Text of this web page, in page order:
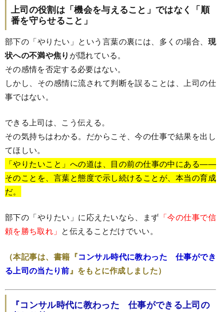
上司の役割は「機会を与えること」ではなく「順
番を守らせること」
部下の「やりたい」という言葉の裏には、多くの場合、 現
状への不満や焦り が隠れている。
その感情を否定する必要はない。
しかし、その感情に流されて判断を誤ることは、上司の仕
事ではない。
できる上司は、こう伝える。
その気持ちはわかる。だからこそ、今の仕事で結果を出し
てほしい。
「やりたいこと」への道は、目の前の仕事の中にある――
そのことを、言葉と態度で示し続けることが、本当の育成
だ。
部下の「やりたい」に応えたいなら、まず 「今の仕事で信
頼を勝ち取れ」 と伝えることだけでいい。
（本記事は、書籍『コンサル時代に教わった 仕事ができ
る上司の当たり前』をもとに作成しました）
『コンサル時代に教わった 仕事ができる上司の